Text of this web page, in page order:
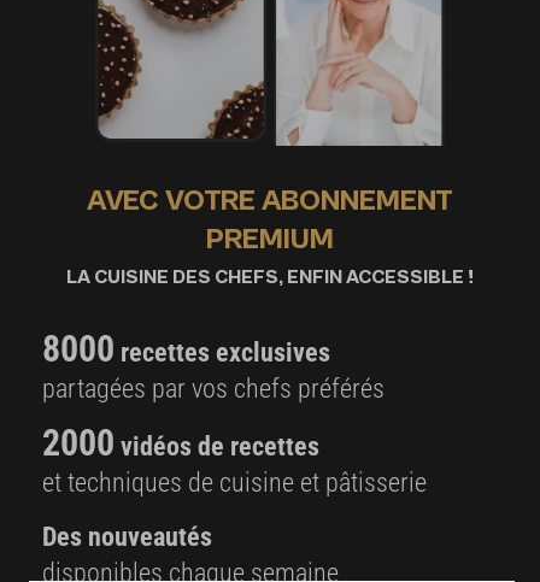
AVEC VOTRE ABONNEMENT
PREMIUM
LA CUISINE DES CHEFS, ENFIN ACCESSIBLE !
8000 recettes exclusives
partagées par vos chefs préférés
2000 vidéos de recettes
et techniques de cuisine et pâtisserie
Des nouveautés
disponibles chaque semaine